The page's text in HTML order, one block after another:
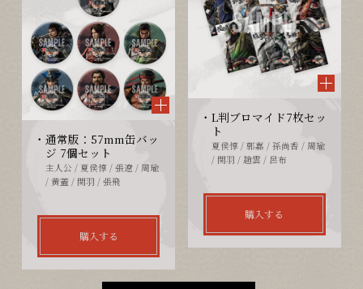
通常版：57mm缶バッ
ジ 7個セット
主人公 / 夏侯惇 / 張遼 / 周瑜
/ 黄蓋 / 関羽 / 張飛
購入する
L判ブロマイド7枚セッ
ト
夏侯惇 / 郭嘉 / 孫尚香 / 周瑜
/ 関羽 / 趙雲 / 呂布
購入する